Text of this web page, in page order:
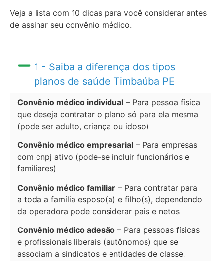
Veja a lista com 10 dicas para você considerar antes
de assinar seu convênio médico.
1 - Saiba a diferença dos tipos
planos de saúde Timbaúba PE
Convênio médico individual – Para pessoa física
que deseja contratar o plano só para ela mesma
(pode ser adulto, criança ou idoso)
Convênio médico empresarial – Para empresas
com cnpj ativo (pode-se incluir funcionários e
familiares)
Convênio médico familiar – Para contratar para
a toda a família esposo(a) e filho(s), dependendo
da operadora pode considerar pais e netos
Convênio médico adesão – Para pessoas físicas
e profissionais liberais (autônomos) que se
associam a sindicatos e entidades de classe.